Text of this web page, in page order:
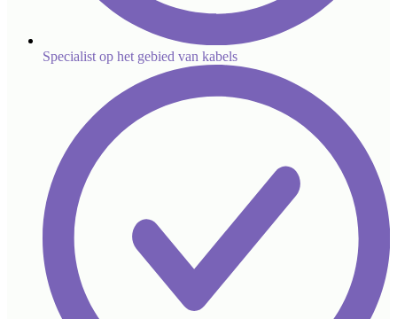
Specialist op het gebied van kabels